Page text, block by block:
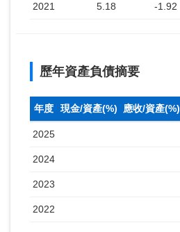
2021 5.18 -1.92
歷年資產負債摘要
年度 現金/資產(%) 應收/資產(%)
2025
2024
2023
2022